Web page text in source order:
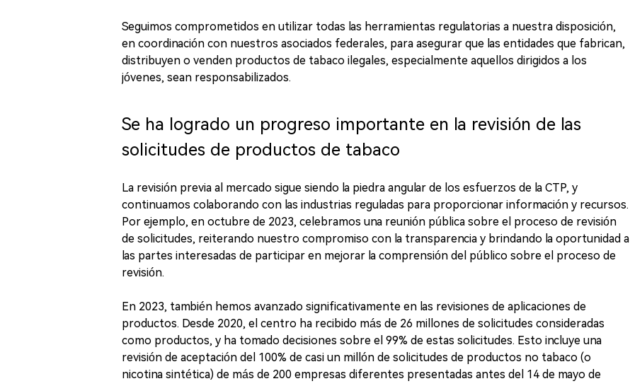
Seguimos comprometidos en utilizar todas las herramientas regulatorias a nuestra disposición,
en coordinación con nuestros asociados federales, para asegurar que las entidades que fabrican,
distribuyen o venden productos de tabaco ilegales, especialmente aquellos dirigidos a los
jóvenes, sean responsabilizados.
Se ha logrado un progreso importante en la revisión de las
solicitudes de productos de tabaco
La revisión previa al mercado sigue siendo la piedra angular de los esfuerzos de la CTP, y
continuamos colaborando con las industrias reguladas para proporcionar información y recursos.
Por ejemplo, en octubre de 2023, celebramos una reunión pública sobre el proceso de revisión
de solicitudes, reiterando nuestro compromiso con la transparencia y brindando la oportunidad a
las partes interesadas de participar en mejorar la comprensión del público sobre el proceso de
revisión.
En 2023, también hemos avanzado significativamente en las revisiones de aplicaciones de
productos. Desde 2020, el centro ha recibido más de 26 millones de solicitudes consideradas
como productos, y ha tomado decisiones sobre el 99% de estas solicitudes. Esto incluye una
revisión de aceptación del 100% de casi un millón de solicitudes de productos no tabaco (o
nicotina sintética) de más de 200 empresas diferentes presentadas antes del 14 de mayo de